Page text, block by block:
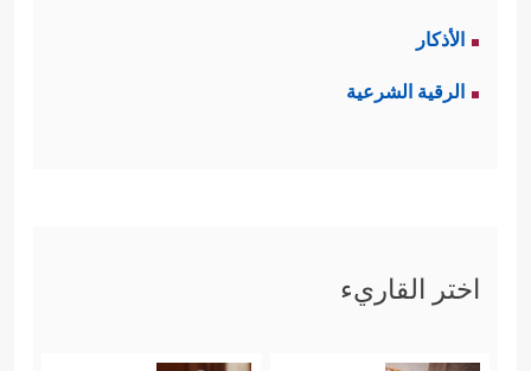
الأذكار
الرقية الشرعية
اختر القاريء